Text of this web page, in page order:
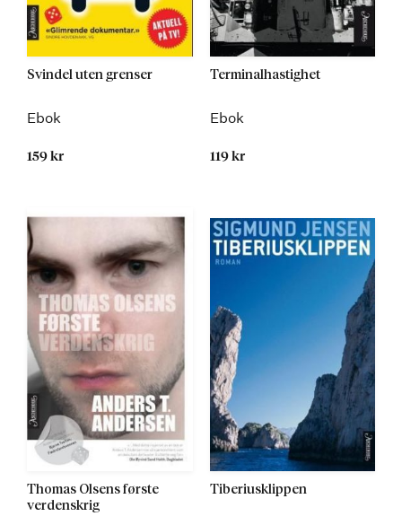
Svindel uten grenser
Ebok
159 kr
Terminalhastighet
Ebok
119 kr
Thomas Olsens første
verdenskrig
Tiberiusklippen